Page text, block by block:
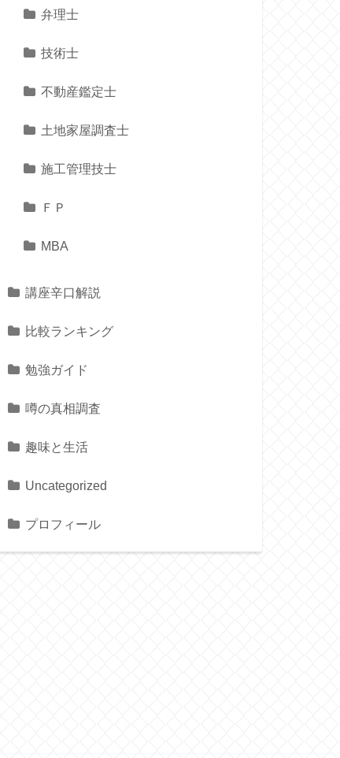
弁理士
技術士
不動産鑑定士
土地家屋調査士
施工管理技士
ＦＰ
MBA
講座辛口解説
比較ランキング
勉強ガイド
噂の真相調査
趣味と生活
Uncategorized
プロフィール